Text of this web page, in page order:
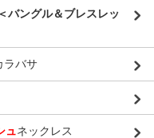
バングル＆ブレスレッ
ラバサ
ュネックレス